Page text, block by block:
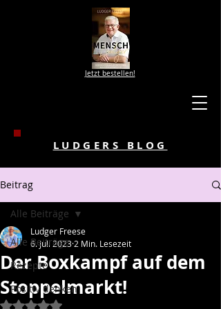
LUDGERS BLOG
Jetzt bestellen!
Beitrag
Alle Beiträge
Rezepte
Positiv denken
Alle Beiträge
Der Boxkampf auf dem
Stoppelmarkt!
Ludger Freese
6. Juli 2023 2 Min. Lesezeit
Mit NaN von 5 Sternen bewertet.